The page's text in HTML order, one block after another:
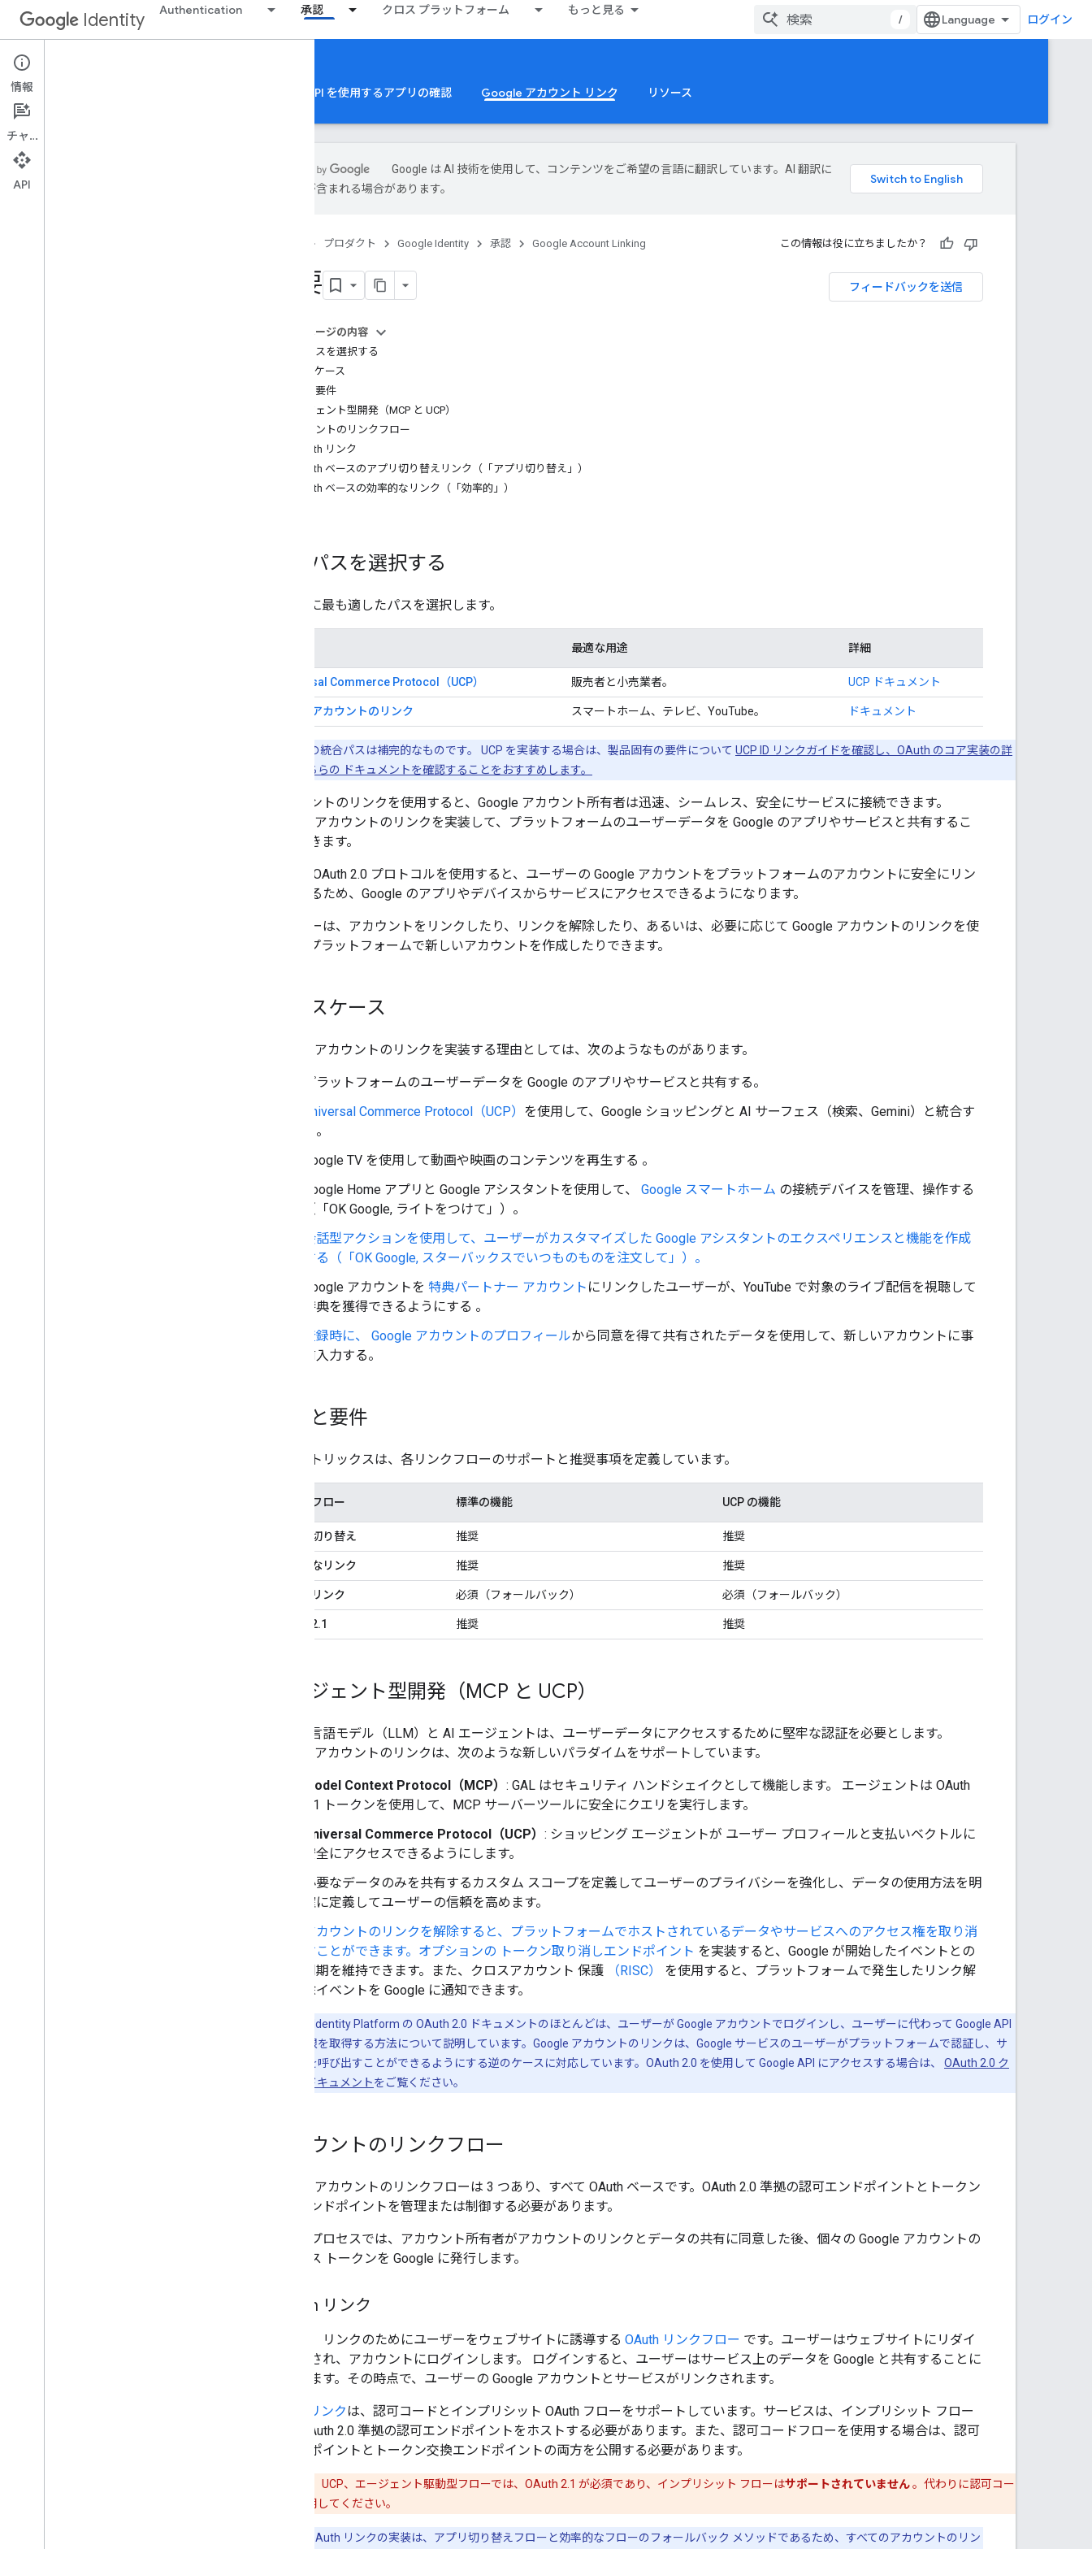
Identity Authentication 承認 クロス プラットフォーム もっと見る
/ ログイン
Google Account Linking
Google アカウントの認可 Google Authorization API を使用するアプリの確認 Google アカウント リンク リソース
Google は AI 技術を使用して、コンテンツをご希望の言語に翻訳しています。AI 翻訳に
は誤りが含まれる場合があります。
プロダクト Google Identity 承認 Google Account Linking この情報は役に立ちましたか？
フィードバックを送信
概要
このページの内容
統合パスを選択する
ユースケース
機能と要件
エージェント型開発（MCP と UCP）
アカウントのリンクフロー
OAuth リンク
OAuth ベースのアプリ切り替えリンク（「アプリ切り替え」）
OAuth ベースの効率的なリンク（「効率的」）
統合パスを選択する
ニーズに最も適したパスを選択します。
最適な用途 詳細
Universal Commerce Protocol（UCP） 販売者と小売業者。 UCP ドキュメント
標準のアカウントのリンク スマートホーム、テレビ、YouTube。 ドキュメント
これらの統合パスは補完的なものです。 UCP を実装する場合は、製品固有の要件について UCP ID リンクガイドを確認し、OAuth のコア実装の詳
細についてこちらの ドキュメントを確認することをおすすめします。
アカウントのリンクを使用すると、Google アカウント所有者は迅速、シームレス、安全にサービスに接続できます。
Google アカウントのリンクを実装して、プラットフォームのユーザーデータを Google のアプリやサービスと共有するこ
ともできます。
安全な OAuth 2.0 プロトコルを使用すると、ユーザーの Google アカウントをプラットフォームのアカウントに安全にリン
クできるため、Google のアプリやデバイスからサービスにアクセスできるようになります。
ユーザーは、アカウントをリンクしたり、リンクを解除したり、あるいは、必要に応じて Google アカウントのリンクを使
って、プラットフォームで新しいアカウントを作成したりできます。
ユースケース
Google アカウントのリンクを実装する理由としては、次のようなものがあります。
プラットフォームのユーザーデータを Google のアプリやサービスと共有する。
Universal Commerce Protocol（UCP） を使用して、Google ショッピングと AI サーフェス（検索、Gemini）と統合す
る。
Google TV を使用して動画や映画のコンテンツを再生する 。
Google Home アプリと Google アシスタントを使用して、 Google スマートホーム の接続デバイスを管理、操作する
（「OK Google, ライトをつけて」）。
会話型アクションを使用して、ユーザーがカスタマイズした Google アシスタントのエクスペリエンスと機能を作成
する（「OK Google, スターバックスでいつものものを注文して」）。
Google アカウントを 特典パートナー アカウント にリンクしたユーザーが、YouTube で対象のライブ配信を視聴して
特典を獲得できるようにする 。
登録時に、 Google アカウントのプロフィールから同意を得て共有されたデータを使用して、新しいアカウントに事
前入力する。
機能と要件
次のマトリックスは、各リンクフローのサポートと推奨事項を定義しています。
リンクフロー 標準の機能 UCP の機能
アプリ切り替え 推奨 推奨
効率的なリンク 推奨 推奨
OAuth リンク 必須（フォールバック） 必須（フォールバック）
OAuth 2.1 推奨 推奨
エージェント型開発（MCP と UCP）
大規模言語モデル（LLM）と AI エージェントは、ユーザーデータにアクセスするために堅牢な認証を必要とします。
Google アカウントのリンクは、次のような新しいパラダイムをサポートしています。
Model Context Protocol（MCP） : GAL はセキュリティ ハンドシェイクとして機能します。 エージェントは OAuth
2.1 トークンを使用して、MCP サーバーツールに安全にクエリを実行します。
Universal Commerce Protocol（UCP） : ショッピング エージェントが ユーザー プロフィールと支払いベクトルに
安全にアクセスできるようにします。
必要なデータのみを共有するカスタム スコープを定義してユーザーのプライバシーを強化し、データの使用方法を明
確に定義してユーザーの信頼を高めます。
アカウントのリンクを解除すると、プラットフォームでホストされているデータやサービスへのアクセス権を取り消
すことができます。 オプションの トークン取り消しエンドポイント を実装すると、Google が開始したイベントとの
同期を維持できます。また、クロスアカウント 保護
（RISC）
を使用すると、プラットフォームで発生したリンク解
除イベントを Google に通知できます。
Google Identity Platform の OAuth 2.0 ドキュメントのほとんどは、ユーザーが Google アカウントでログインし、ユーザーに代わって Google API
を呼び出す権限を取得する方法について説明しています。Google アカウントのリンクは、Google サービスのユーザーがプラットフォームで認証し、サ
ービスの API を呼び出すことができるようにする逆のケースに対応しています。OAuth 2.0 を使用して Google API にアクセスする場合は、 OAuth 2.0 ク
ライアントのドキュメントをご覧ください。
アカウントのリンクフロー
Google アカウントのリンクフローは 3 つあり、すべて OAuth ベースです。OAuth 2.0 準拠の認可エンドポイントとトークン
交換エンドポイントを管理または制御する必要があります。
リンクプロセスでは、アカウント所有者がアカウントのリンクとデータの共有に同意した後、個々の Google アカウントの
アクセス トークンを Google に発行します。
OAuth リンク
これは、リンクのためにユーザーをウェブサイトに誘導する OAuth リンクフロー です。ユーザーはウェブサイトにリダイ
レクトされ、アカウントにログインします。 ログインすると、ユーザーはサービス上のデータを Google と共有することに
同意します。その時点で、ユーザーの Google アカウントとサービスがリンクされます。
OAuth リンクは、認可コードとインプリシット OAuth フローをサポートしています。サービスは、インプリシット フロー
用の OAuth 2.0 準拠の認可エンドポイントをホストする必要があります。また、認可コードフローを使用する場合は、認可
エンドポイントとトークン交換エンドポイントの両方を公開する必要があります。
MCP、UCP、エージェント駆動型フローでは、OAuth 2.1 が必須であり、インプリシット フローはサポートされていません。代わりに認可コー
ドフローを使用してください。
OAuth リンクの実装は、アプリ切り替えフローと効率的なフローのフォールバック メソッドであるため、すべてのアカウントのリン
情報
チャット
API